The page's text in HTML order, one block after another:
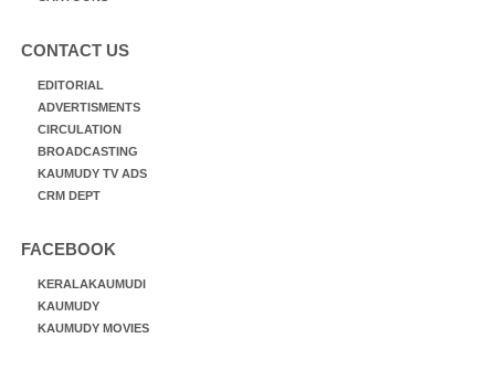
CONTACT US
EDITORIAL
ADVERTISMENTS
CIRCULATION
BROADCASTING
KAUMUDY TV ADS
CRM DEPT
FACEBOOK
KERALAKAUMUDI
KAUMUDY
KAUMUDY MOVIES